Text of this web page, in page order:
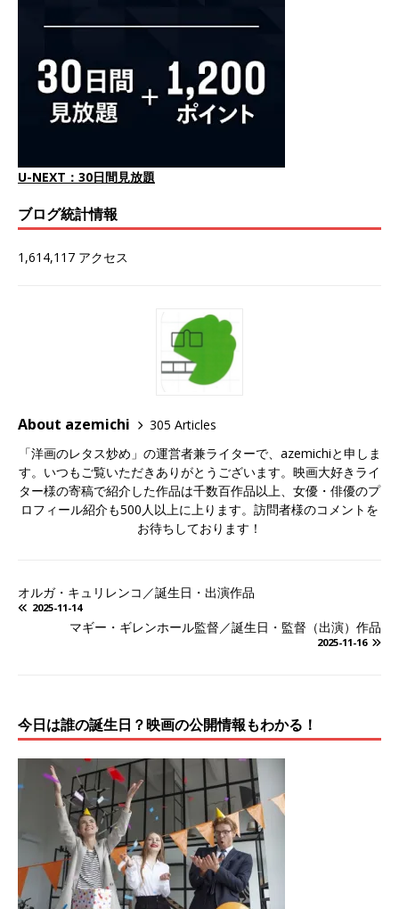
U-NEXT：30日間見放題
ブログ統計情報
1,614,117 アクセス
About azemichi
305 Articles
「洋画のレタス炒め」の運営者兼ライターで、azemichiと申しま
す。いつもご覧いただきありがとうございます。映画大好きライ
ター様の寄稿で紹介した作品は千数百作品以上、女優・俳優のプ
ロフィール紹介も500人以上に上ります。訪問者様のコメントを
お待ちしております！
オルガ・キュリレンコ／誕生日・出演作品
2025-11-14
マギー・ギレンホール監督／誕生日・監督（出演）作品
2025-11-16
今日は誰の誕生日？映画の公開情報もわかる！